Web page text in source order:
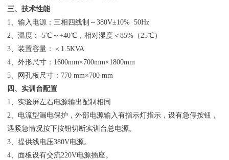
三、技术性能
1、输入电源：三相四线制～380V±10% 50Hz
2、温度：-5℃～+40℃，相对湿度＜85%（25℃）
3、装置容量：＜1.5KVA
4、外形尺寸：1600mm×700mm×1800mm
5、网孔板尺寸：770 mm×700 mm
四、实训台配置
1、实验屏左右电源输出配制相同
2、电流型漏电保护，外部电源输入有指示灯指示，设有急停按钮，
遇紧急情况按下按钮切断实训台总电源。
3、提供线电压380V电源。
4、面板设有交流220V电源插座。